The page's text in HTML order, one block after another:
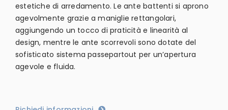
estetiche di arredamento. Le ante battenti si aprono
agevolmente grazie a maniglie rettangolari,
aggiungendo un tocco di praticità e linearità al
design, mentre le ante scorrevoli sono dotate del
sofisticato sistema passepartout per un’apertura
agevole e fluida.